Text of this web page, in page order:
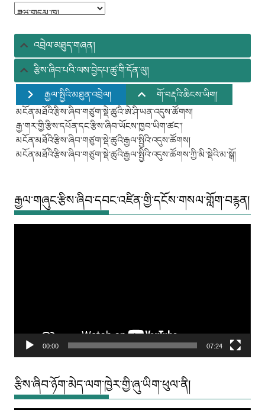
གཏན་
ཚུ།
འབྲེལ་མཐུད་གཞན།
རྩིས་ཞིབ་པའི་ལས་བྱེདཔ་ཚུ་གི་དོན་ལུ།
རྒྱལ་སྤྱིའི་མཐུན་འབྲེལ།
གོ་བརྡའི་ཆིངས་ཡིག།
མངོན་མཐོའི་རྩིས་ཞིབ་གཙུག་སྡེ་ཚུའི་ཨེ་ཤི་ཡན་འདུས་ཚོགས།
རྒྱ་གར་གྱི་རྩིས་དཔོན་དང་རྩིས་ཞིབ་ཡོངས་ཁྱབ་ཡིག་ཚང་།
མངོན་མཐོའི་རྩིས་ཞིབ་གཙུག་སྡེ་ཚུའི་རྒྱལ་སྤྱིའི་འདུས་ཚོགས།
མངོན་མཐོའི་རྩིས་ཞིབ་གཙུག་སྡེ་ཚུའི་རྒྱལ་སྤྱིའི་འདུས་ཚོགས་ཀྱི་མི་སྡེའི་མ་སྒོ།
རྒྱལ་གཞུང་རྩིས་ཞིབ་དབང་འཛིན་གྱི་དངོས་གསལ་གློག་བརྙན།
00:00 07:24
རྩིས་ཞིབ་ཉོག་མེད་ལག་ཁྱེར་གྱི་ཞུ་ཡིག་ཕུལ་ནི།